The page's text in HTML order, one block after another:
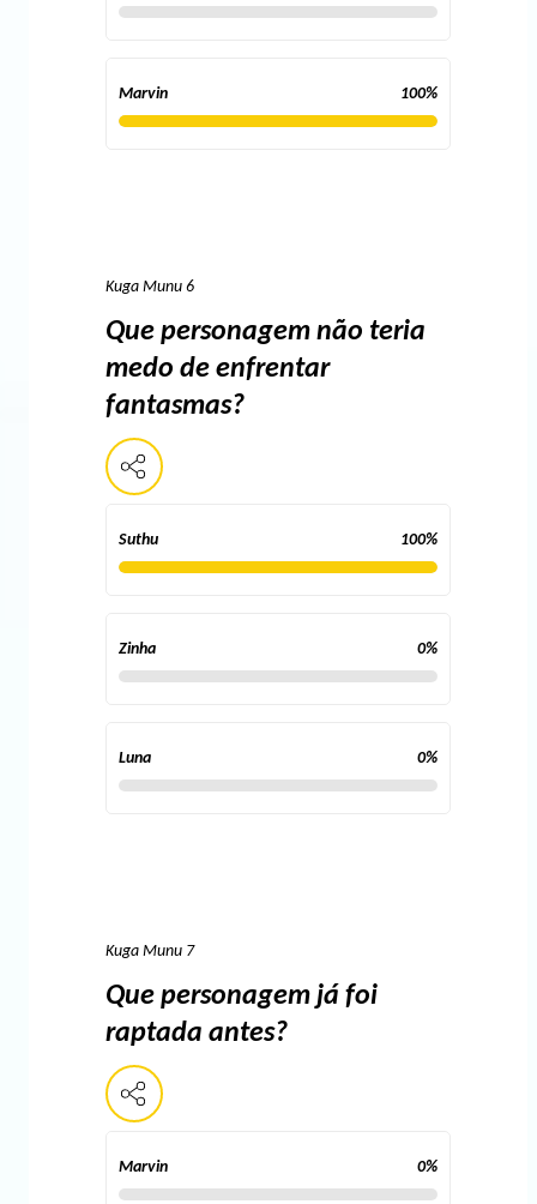
Marvin 100%
Kuga Munu 6
Que personagem não teria
medo de enfrentar
fantasmas?
Suthu 100%
Zinha 0%
Luna 0%
Kuga Munu 7
Que personagem já foi
raptada antes?
Marvin 0%